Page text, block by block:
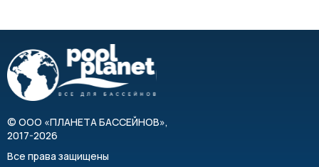
Особенности
Изготовлен без сварных соединений
Механическое манжетное или сильфонное
уплотнения
Использование с особо загрязненными
жидкостями (уплотнение TS)
Удобство в техническом обслуживании и замене
© ООО «ПЛАНЕТА БАССЕЙНОВ»,
2017-2026
Все права защищены